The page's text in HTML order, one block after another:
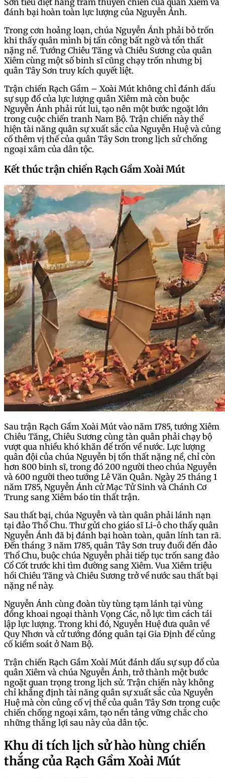
Sơn tiêu diệt hàng trăm thuyền chiến của quân Xiêm và
đánh bại hoàn toàn lực lượng của Nguyễn Ánh.
Trong cơn hoảng loạn, chúa Nguyễn Ánh phải bỏ trốn
khi thấy quân mình bị tấn công bất ngờ và tổn thất
nặng nề. Tướng Chiêu Tăng và Chiêu Sương của quân
Xiêm cùng một số binh sĩ cũng chạy trốn nhưng bị
quân Tây Sơn truy kích quyết liệt.
Trận chiến Rạch Gầm – Xoài Mút không chỉ đánh dấu
sự sụp đổ của lực lượng quân Xiêm mà còn buộc
Nguyễn Ánh phải rút lui, tạo nên một bước ngoặt lớn
trong cuộc chiến tranh Nam Bộ. Trận chiến này thể
hiện tài năng quân sự xuất sắc của Nguyễn Huệ và củng
cố thêm vị thế của quân Tây Sơn trong lịch sử chống
ngoại xâm của dân tộc.
Kết thúc trận chiến Rạch Gầm Xoài Mút
Sau trận Rạch Gầm Xoài Mút vào năm 1785, tướng Xiêm
Chiêu Tăng, Chiêu Sương cùng tàn quân phải chạy bộ
vượt qua nhiều khó khăn để trốn về nước. Lực lượng
quân đội của chúa Nguyễn bị tổn thất nặng nề, chỉ còn
hơn 800 binh sĩ, trong đó 200 người theo chúa Nguyễn
và 600 người theo tướng Lê Văn Quân. Ngày 25 tháng 1
năm 1785, Nguyễn Ánh cử Mạc Tử Sinh và Chánh Cơ
Trung sang Xiêm báo tin thất trận.
Sau thất bại, chúa Nguyễn và tàn quân phải lánh nạn
tại đảo Thổ Chu. Thư gửi cho giáo sĩ Li-ô cho thấy quân
Nguyễn Ánh đã bị đánh bại hoàn toàn, quân lính tan rã.
Đến tháng 3 năm 1785, quân Tây Sơn truy đuổi đến đảo
Thổ Chu, buộc chúa Nguyễn phải tiếp tục trốn sang đảo
Cổ Cốt trước khi tìm đường sang Xiêm. Vua Xiêm triệu
hồi Chiêu Tăng và Chiêu Sương trở về nước sau thất bại
nặng nề này.
Nguyễn Ánh cùng đoàn tùy tùng tạm lánh tại vùng
đồng khoai ngoại thành Vọng Các, nỗ lực tìm cách tái
lập lực lượng. Trong khi đó, Nguyễn Huệ đưa quân về
Quy Nhơn và cử tướng đóng quân tại Gia Định để củng
cố kiểm soát ở Nam Bộ.
Trận chiến Rạch Gầm Xoài Mút đánh dấu sự sụp đổ của
quân Xiêm và chúa Nguyễn Ánh, trở thành một bước
ngoặt quan trọng trong lịch sử. Trận chiến này không
chỉ khẳng định tài năng quân sự xuất sắc của Nguyễn
Huệ mà còn củng cố vị thế của quân Tây Sơn trong cuộc
chiến chống ngoại xâm, tạo nền tảng vững chắc cho
những thắng lợi sau này của dân tộc.
Khu di tích lịch sử hào hùng chiến
thắng của Rạch Gầm Xoài Mút